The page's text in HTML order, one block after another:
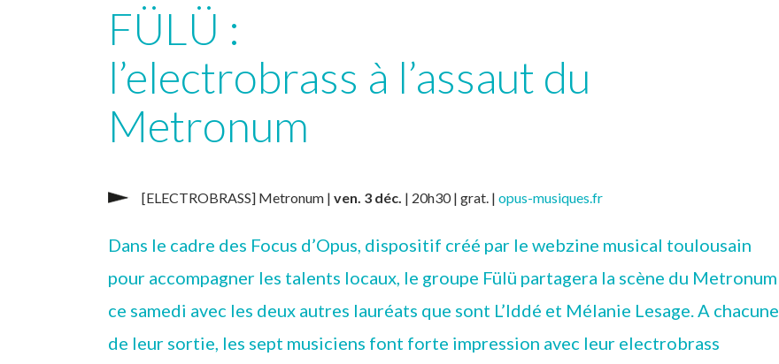
FÜLÜ :
l’electrobrass à l’assaut du
Metronum
[ELECTROBRASS] Metronum | ven. 3 déc. | 20h30 | grat. | opus-musiques.fr
Dans le cadre des Focus d’Opus, dispositif créé par le webzine musical toulousain
pour accompagner les talents locaux, le groupe Fülü partagera la scène du Metronum
ce samedi avec les deux autres lauréats que sont L’Iddé et Mélanie Lesage. A chacune
de leur sortie, les sept musiciens font forte impression avec leur electrobrass